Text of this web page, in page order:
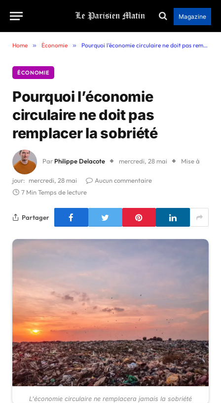
Magazine
Home » Économie » Pourquoi l’économie circulaire ne doit pas remplacer la sobriété
ÉCONOMIE
Pourquoi l’économie
circulaire ne doit pas
remplacer la sobriété
Par Philippe Delacote mercredi, 28 mai Mise à
jour: mercredi, 28 mai
Aucun commentaire
7 Min Temps de lecture
Partager
L'économie circulaire ne remplacera jamais la sobriété